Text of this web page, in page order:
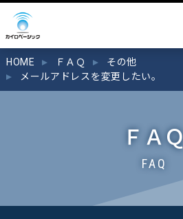
HOME ＦＡＱ
その他
メールアドレスを変更したい。
ＦＡＱ
FAQ